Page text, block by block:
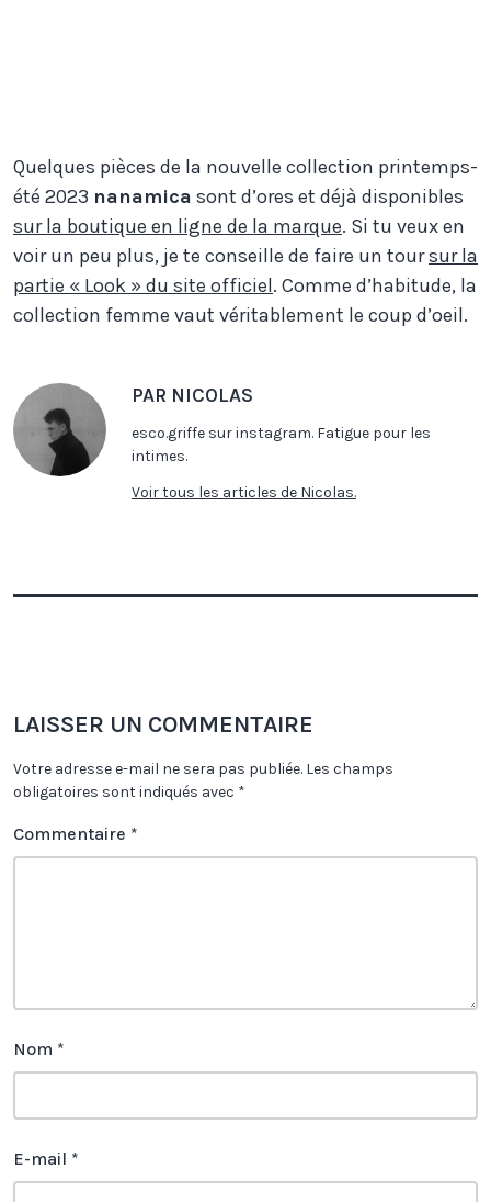
Quelques pièces de la nouvelle collection printemps-
été 2023 nanamica sont d’ores et déjà disponibles
sur la boutique en ligne de la marque. Si tu veux en
voir un peu plus, je te conseille de faire un toursur la
partie « Look » du site officiel. Comme d’habitude, la
collection femme vaut véritablement le coup d’oeil.
PAR NICOLAS
esco.griffe sur instagram. Fatigue pour les
intimes.
Voir tous les articles de Nicolas.
LAISSER UN COMMENTAIRE
Votre adresse e-mail ne sera pas publiée. Les champs
obligatoires sont indiqués avec *
Commentaire *
Nom *
E-mail *